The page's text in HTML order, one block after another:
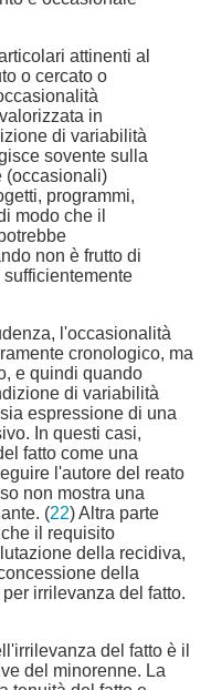
attinenti al
o cercato o
in
di variabilità
sovente sulla
(occasionali)
programmi,
modo che il
non è frutto di
l'occasionalità
cronologico, ma
e quindi quando
di variabilità
espressione di una
In questi casi,
fatto come una
l'autore del reato
non mostra una
(22) Altra parte
il requisito
della recidiva,
della
irrilevanza del fatto.
del fatto è il
del minorenne. La